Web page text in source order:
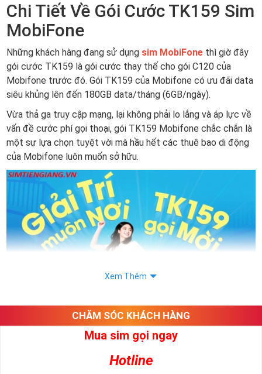
Chi Tiết Về Gói Cước TK159 Sim
MobiFone
Những khách hàng đang sử dụng sim MobiFone thì giờ đây
gói cước TK159 là gói cước thay thế cho gói C120 của
Mobifone trước đó. Gói TK159 của Mobifone có ưu đãi data
siêu khủng lên đến 180GB data/tháng (6GB/ngày).
Vừa thả ga truy cập mạng, lại không phải lo lắng và áp lực về
vấn đề cước phí gọi thoại, gói TK159 Mobifone chắc chắn là
một sự lựa chọn tuyệt vời mà hầu hết các thuê bao di động
của Mobifone luôn muốn sở hữu.
Gói TK159 là gì? Thông tin về gói TK159 của nhà mạng sim
Gói TK159 của Mobifone là gói cước khuyến mãi mới vừa
Xem Thêm
CHĂM SÓC KHÁCH HÀNG
Mua sim gọi ngay
Hotline